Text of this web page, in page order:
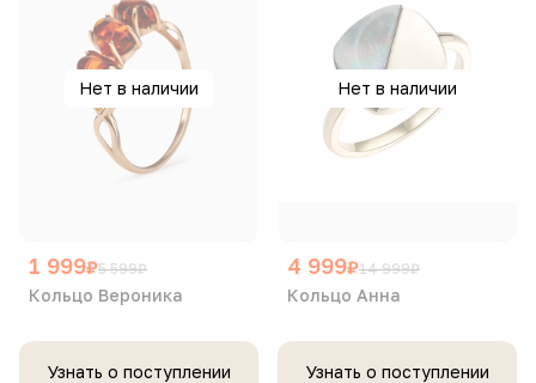
Нет в наличии
1 999₽5 599₽
Кольцо Вероника
Узнать о поступлении
Нет в наличии
4 999₽14 999₽
Кольцо Анна
Узнать о поступлении